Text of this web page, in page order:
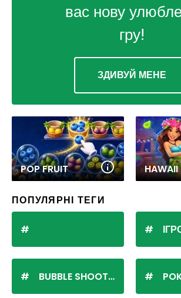
вас нову
гру!
ЗДИВУЙ МЕНЕ
POP FRUIT
ПОПУЛЯРНІ ТЕГИ
BUBBLE SHOOTER